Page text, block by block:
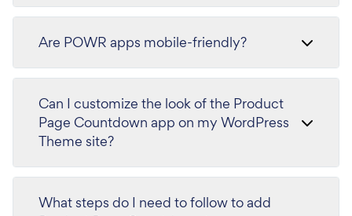
Are POWR apps mobile-friendly?
Can I customize the look of the Product
Page Countdown app on my WordPress
Theme site?
What steps do I need to follow to add